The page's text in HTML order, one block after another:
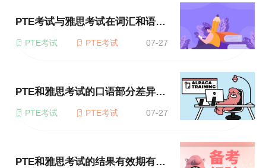
PTE考试与雅思考试在词汇和语法的要求上有区别吗？
PTE考试 PTE考试 07-27
PTE和雅思考试的口语部分差异在哪里？
PTE考试 PTE考试 07-27
PTE和雅思考试的结果有效期有何不同？